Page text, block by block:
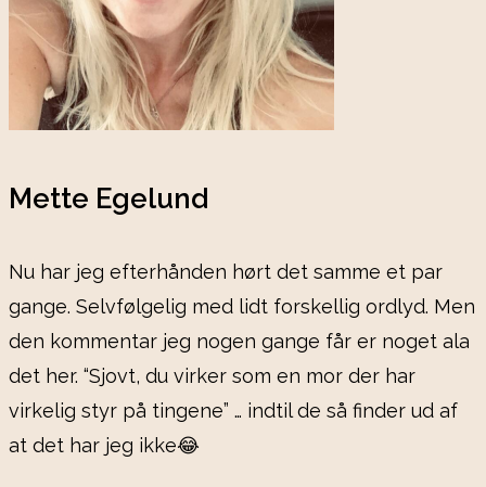
Mette Egelund
Nu har jeg efterhånden hørt det samme et par
gange. Selvfølgelig med lidt forskellig ordlyd. Men
den kommentar jeg nogen gange får er noget ala
det her. “Sjovt, du virker som en mor der har
virkelig styr på tingene” … indtil de så finder ud af
at det har jeg ikke😂